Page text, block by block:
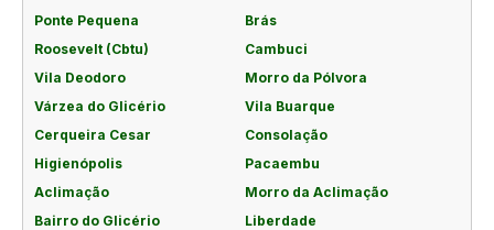
Ponte Pequena
Brás
Roosevelt (Cbtu)
Cambuci
Vila Deodoro
Morro da Pólvora
Várzea do Glicério
Vila Buarque
Cerqueira Cesar
Consolação
Higienópolis
Pacaembu
Aclimação
Morro da Aclimação
Bairro do Glicério
Liberdade